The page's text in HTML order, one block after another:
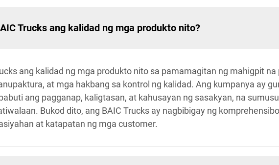
Trucks ang kalidad ng mga produkto nito?
ang kalidad ng mga produkto nito sa pamamagitan ng mahigpit na
at mga hakbang sa kontrol ng kalidad. Ang kumpanya ay
ang pagganap, kaligtasan, at kahusayan ng sasakyan, na
Bukod dito, ang BAIC Trucks ay nagbibigay ng
at katapatan ng mga customer.